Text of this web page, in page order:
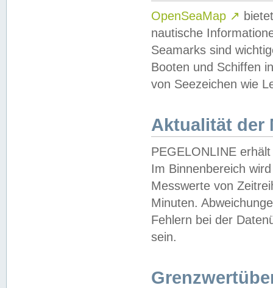
OpenSeaMap ↗
nautische
Seamarks sind
Booten und Schiffen
von Seezeichen wie
Aktualität der
PEGELONLINE
Im Binnenbereich
Messwerte von
Minuten.
Fehlern bei der
sein.